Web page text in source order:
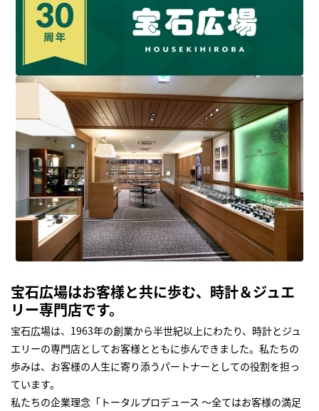
宝石広場はお客様と共に歩む、時計＆ジュエ
リー専門店です。
宝石広場は、1963年の創業から半世紀以上にわたり、時計とジュ
エリーの専門店としてお客様とともに歩んできました。私たちの
歩みは、お客様の人生に寄り添うパートナーとしての役割を担っ
ています。
私たちの企業理念「トータルプロデュース ～全てはお客様の満足